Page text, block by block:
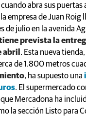
cuando abra sus puertas
empresa de Juan Roig
de julio en la avenida
prevista la
abril . Esta nueva
de 1.800 metros
, ha supuesto una
. El supermercado
Mercadona ha
la sección Listo para